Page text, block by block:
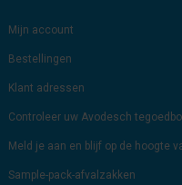
Mijn account
Bestellingen
Klant adressen
Controleer uw Avodesch
Meld je aan en blijf op de hoogte
Sample-pack-afvalzakken